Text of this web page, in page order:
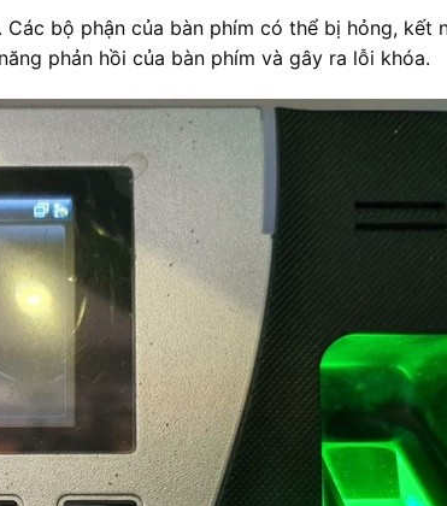
bộ phận của bàn phím có thể bị hỏng, kết
phản hồi của bàn phím và gây ra lỗi khóa.